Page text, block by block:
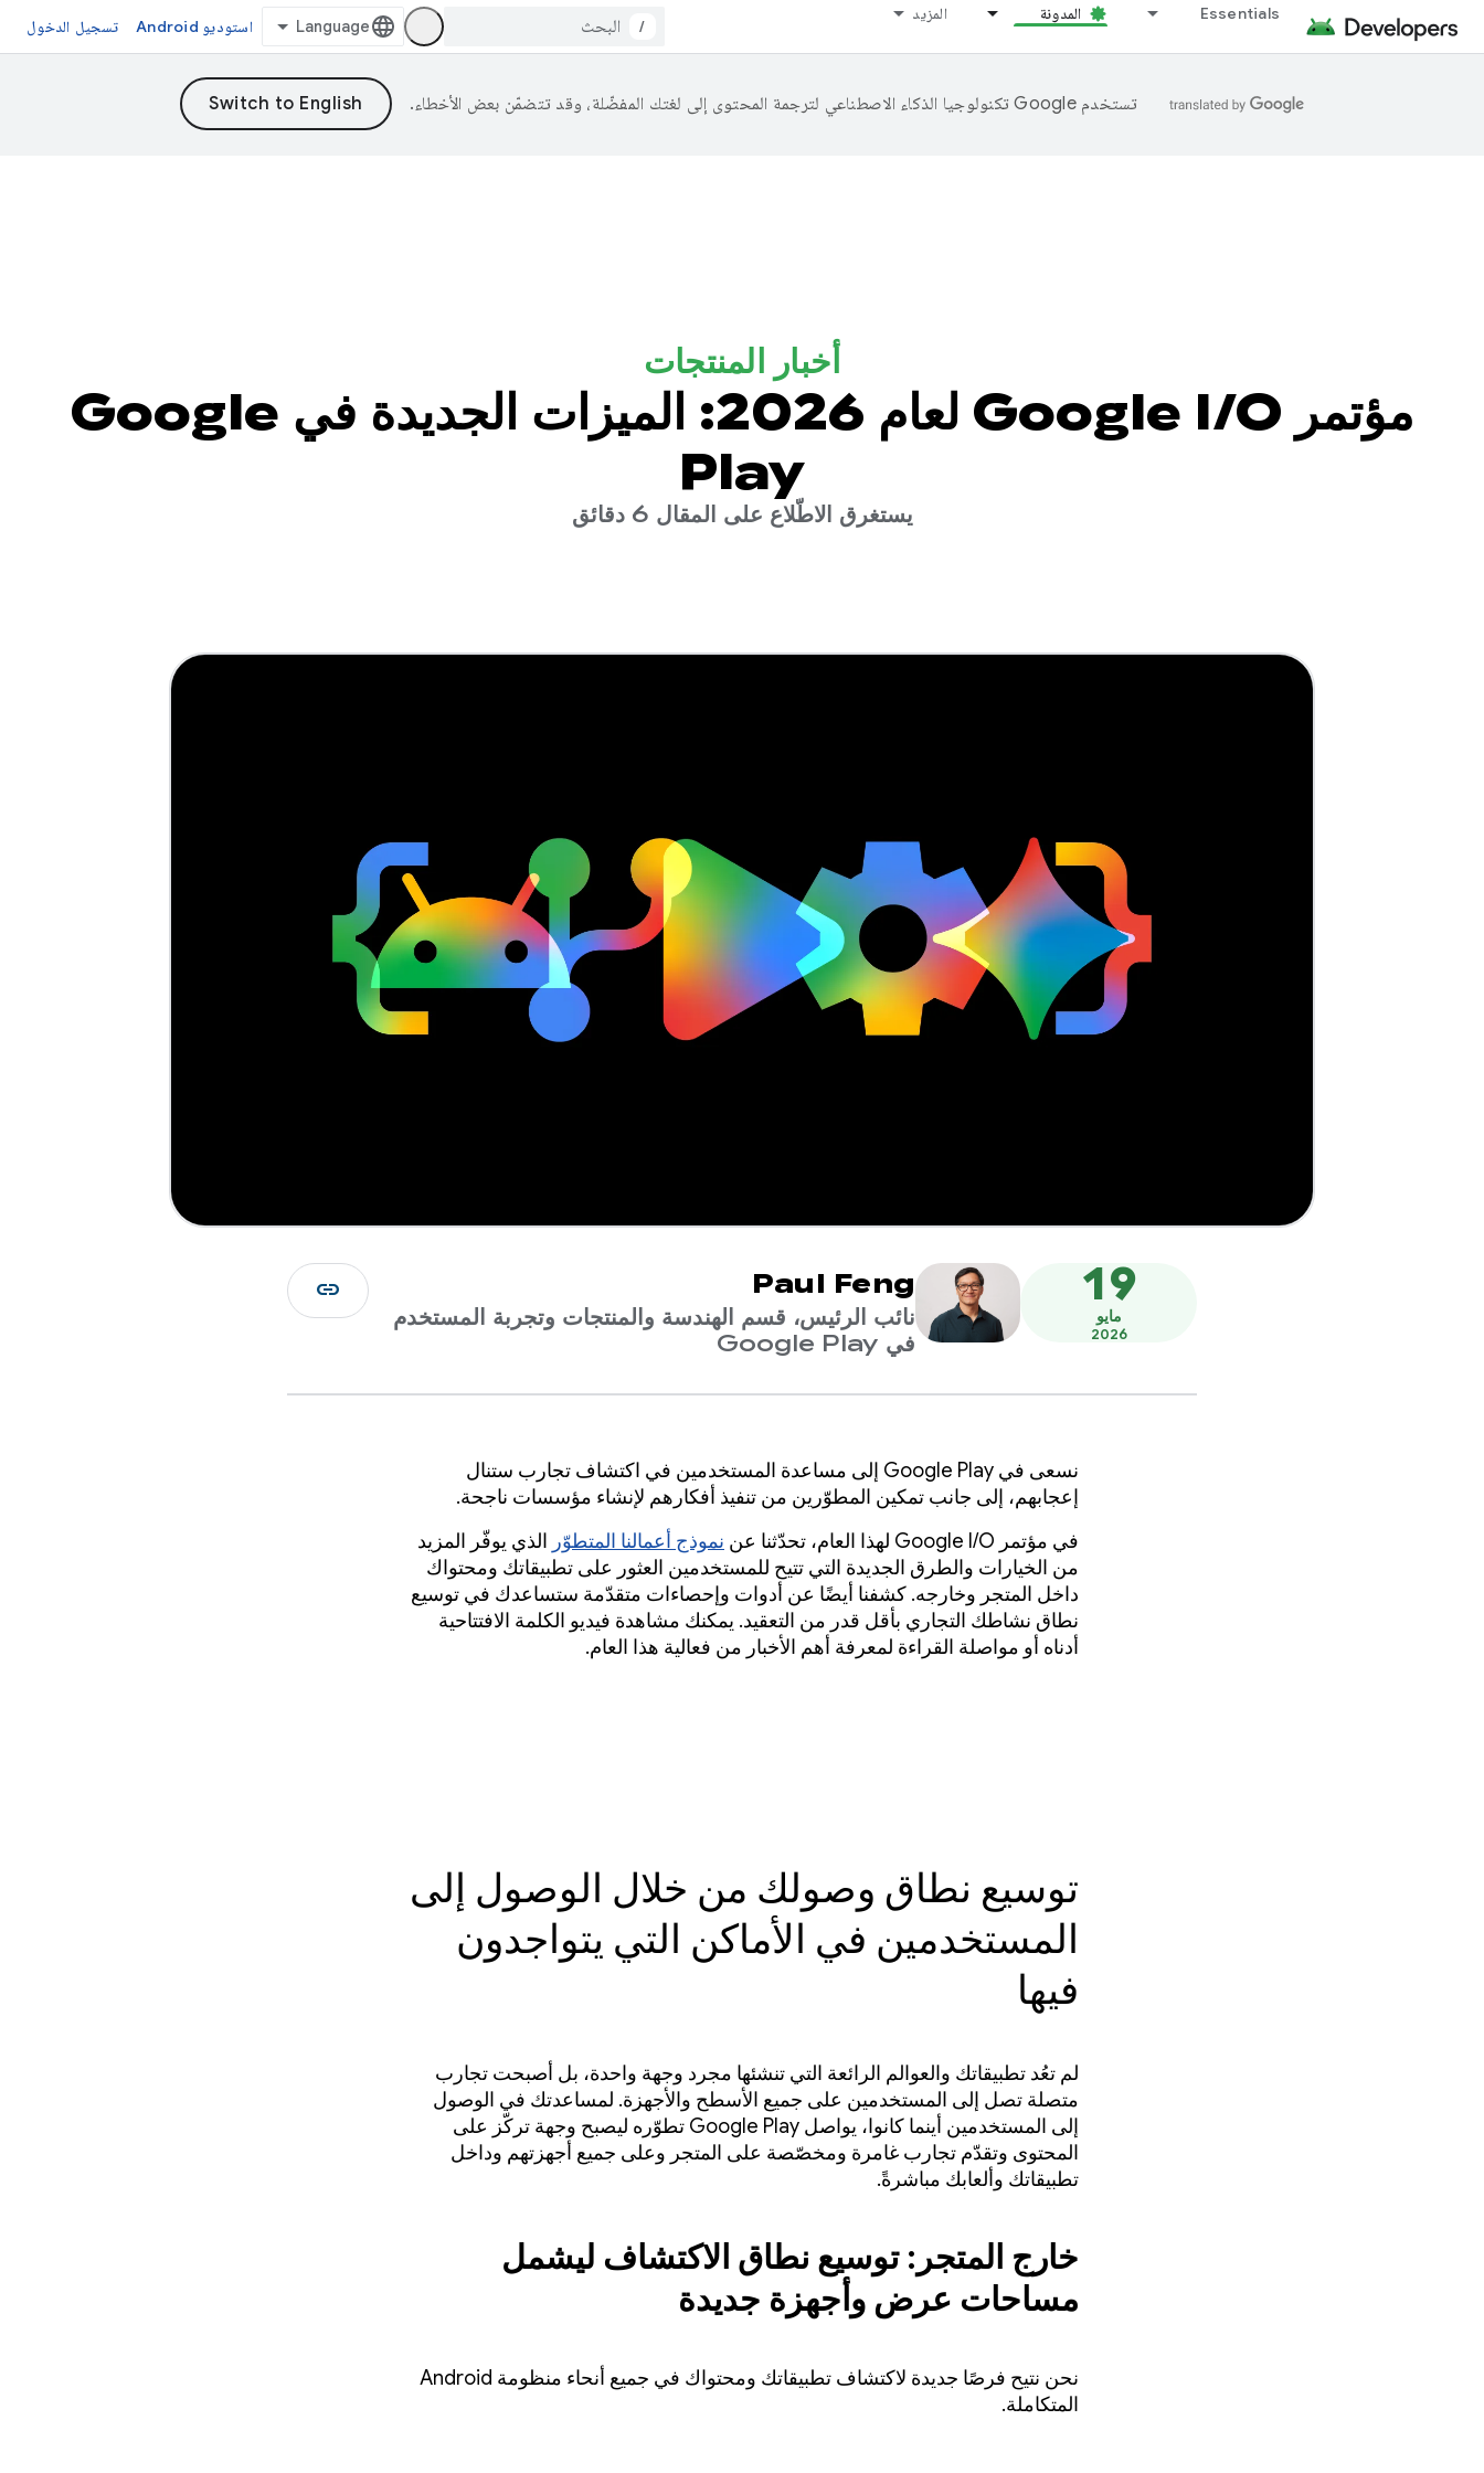
Essentials المدونة المزيد
/ استوديو Android تسجيل الدخول
تستخدم Google تكنولوجيا الذكاء الاصطناعي لترجمة المحتوى إلى لغتك المفضّلة، وقد تتضمّن بعض الأخطاء.
أخبار المنتجات
مؤتمر Google I/O لعام 2026: الميزات الجديدة في Google
Play
يستغرق الاطّلاع على المقال 6 دقائق
19
مايو
2026
Paul Feng
نائب الرئيس، قسم الهندسة والمنتجات وتجربة المستخدم
في Google Play
link
نسعى في Google Play إلى مساعدة المستخدمين في اكتشاف تجارب ستنال
إعجابهم، إلى جانب تمكين المطوّرين من تنفيذ أفكارهم لإنشاء مؤسسات ناجحة.
في مؤتمر Google I/O لهذا العام، تحدّثنا عن
نموذج أعمالنا المتطوّر الذي يوفّر المزيد
من الخيارات والطرق الجديدة التي تتيح للمستخدمين العثور على تطبيقاتك ومحتواك
داخل المتجر وخارجه. كشفنا أيضًا عن أدوات وإحصاءات متقدّمة ستساعدك في توسيع
نطاق نشاطك التجاري بأقل قدر من التعقيد. يمكنك مشاهدة فيديو الكلمة الافتتاحية
أدناه أو مواصلة القراءة لمعرفة أهم الأخبار من فعالية هذا العام.
توسيع نطاق وصولك من خلال الوصول إلى
المستخدمين في الأماكن التي يتواجدون
فيها
لم تعُد تطبيقاتك والعوالم الرائعة التي تنشئها مجرد وجهة واحدة، بل أصبحت تجارب
متصلة تصل إلى المستخدمين على جميع الأسطح والأجهزة. لمساعدتك في الوصول
إلى المستخدمين أينما كانوا، يواصل Google Play تطوّره ليصبح وجهة تركّز على
المحتوى وتقدّم تجارب غامرة ومخصّصة على المتجر وعلى جميع أجهزتهم وداخل
تطبيقاتك وألعابك مباشرةً.
خارج المتجر: توسيع نطاق الاكتشاف ليشمل
مساحات عرض وأجهزة جديدة
نحن نتيح فرصًا جديدة لاكتشاف تطبيقاتك ومحتواك في جميع أنحاء منظومة Android
المتكاملة.